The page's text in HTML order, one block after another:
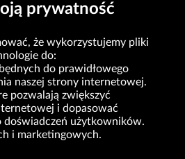
Pilotów 10 | 31-462 Kraków
675-000-03-61
Śródmieścia w Krakowie,
Rejestru Sądowego nr 0000047082
49.122.108,00 zł, w pełni opłacony
prywatność
że wykorzystujemy pliki
do:
do prawidłowego
naszej strony internetowej.
pozwalają zwiększyć
i dopasować
użytkowników.
i marketingowych.